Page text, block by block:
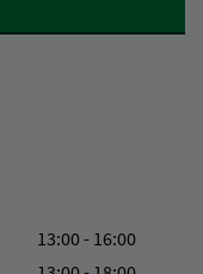
13:00 - 16:00